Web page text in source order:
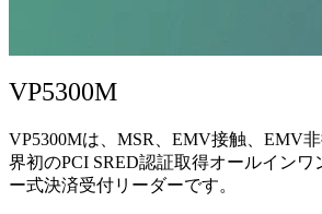
VP5300M
VP5300Mは、MSR、EMV接触、EMV
界初のPCI SRED認証取得オールインワ
ー式決済受付リーダーです。